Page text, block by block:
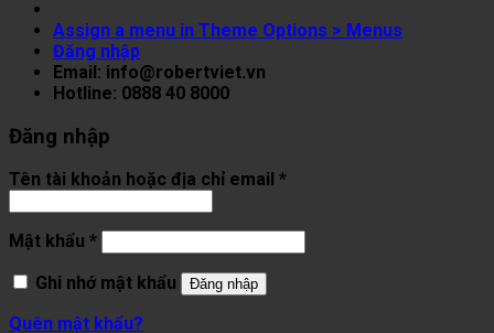
Assign a menu in Theme Options > Menus
Đăng nhập
Email: info@robertviet.vn
Hotline: 0888 40 8000
Đăng nhập
Tên tài khoản hoặc địa chỉ email *
Mật khẩu *
Ghi nhớ mật khẩu
Đăng nhập
Quên mật khẩu?